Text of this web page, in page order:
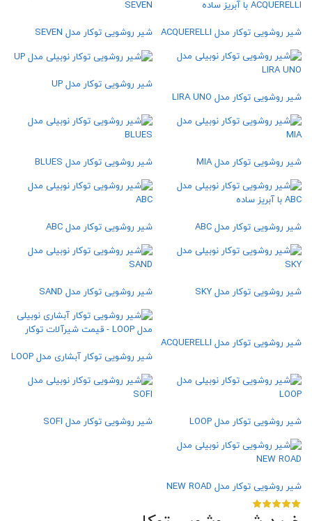
شیر روشویی توکار مدل ACQUERELLI شیر روشویی توکار مدل SEVEN
شیر روشویی توکار مدل LIRA UNO
شیر روشویی توکار مدل UP
شیر روشویی توکار مدل MIA شیر روشویی توکار مدل BLUES
شیر روشویی توکار مدل ABC شیر روشویی توکار مدل ABC
شیر روشویی توکار مدل SKY شیر روشویی توکار مدل SAND
شیر روشویی توکار مدل ACQUERELLI
شیر روشویی توکار آبشاری مدل LOOP
شیر روشویی توکار مدل LOOP شیر روشویی توکار مدل SOFI
شیر روشویی توکار مدل NEW ROAD